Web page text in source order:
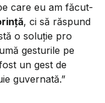
care eu am făcut-
, ci să răspund
o soluție pro
gesturile pe
un gest de
guvernată.”